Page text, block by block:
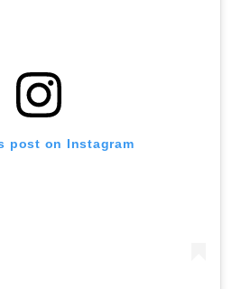
post on Instagram